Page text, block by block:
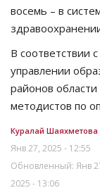
восемь – в
В соответствии
управлении
районов
методистов по
Куралай Шаяхметова
Янв 27, 2025 - 12:55
Обновленный: Янв
2025 - 13:06